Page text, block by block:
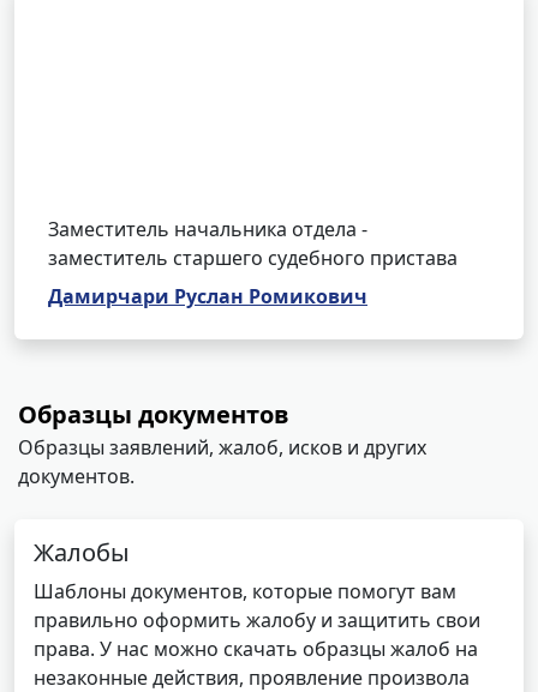
Заместитель начальника отдела -
заместитель старшего судебного пристава
Дамирчари Руслан Ромикович
Образцы документов
Образцы заявлений, жалоб, исков и других
документов.
Жалобы
Шаблоны документов, которые помогут вам
правильно оформить жалобу и защитить свои
права. У нас можно скачать образцы жалоб на
незаконные действия, проявление произвола